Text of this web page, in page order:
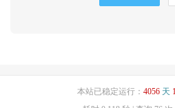
本站已稳定运行： 4056天